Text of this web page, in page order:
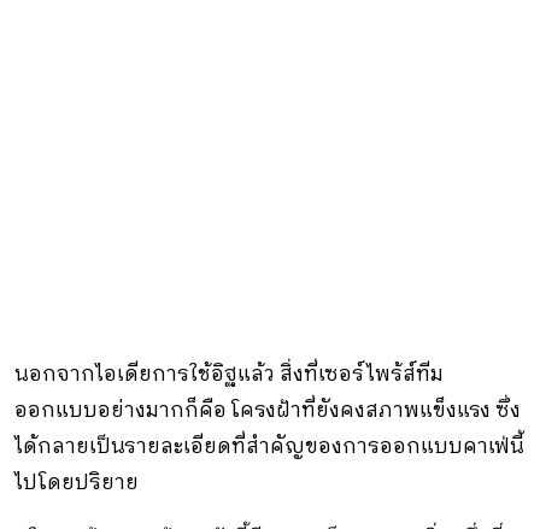
นอกจากไอเดียการใช้อิฐแล้ว สิ่งที่เซอร์ไพร้ส์ทีม
ออกแบบอย่างมากก็คือ โครงฝ้าที่ยังคงสภาพแข็งแรง ซึ่ง
ได้กลายเป็นรายละเอียดที่สำคัญของการออกแบบคาเฟ่นี้
ไปโดยปริยาย